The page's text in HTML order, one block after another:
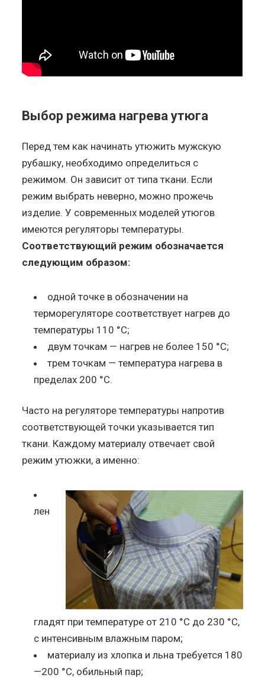
Выбор режима нагрева утюга
Перед тем как начинать утюжить мужскую
рубашку, необходимо определиться с
режимом. Он зависит от типа ткани. Если
режим выбрать неверно, можно прожечь
изделие. У современных моделей утюгов
имеются регуляторы температуры.
Соответствующий режим обозначается
следующим образом:
одной точке в обозначении на
терморегуляторе соответствует нагрев до
температуры 110 °C;
двум точкам — нагрев не более 150 °C;
трем точкам — температура нагрева в
пределах 200 °C.
Часто на регуляторе температуры напротив
соответствующей точки указывается тип
ткани. Каждому материалу отвечает свой
режим утюжки, а именно:
лен
гладят при температуре от 210 °C до 230 °C,
с интенсивным влажным паром;
материалу из хлопка и льна требуется 180
—200 °C, обильный пар;